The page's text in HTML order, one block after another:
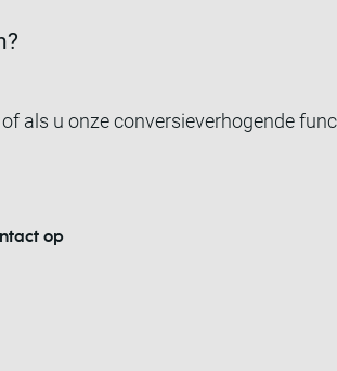
als u onze conversieverhogende
op